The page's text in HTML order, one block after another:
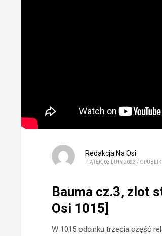
Redakcja Na Osi
PIĄTEK, 03 LUTY 2023 /
Bauma cz.3, zlot
Osi 1015]
W 1015 odcinku trzecia część